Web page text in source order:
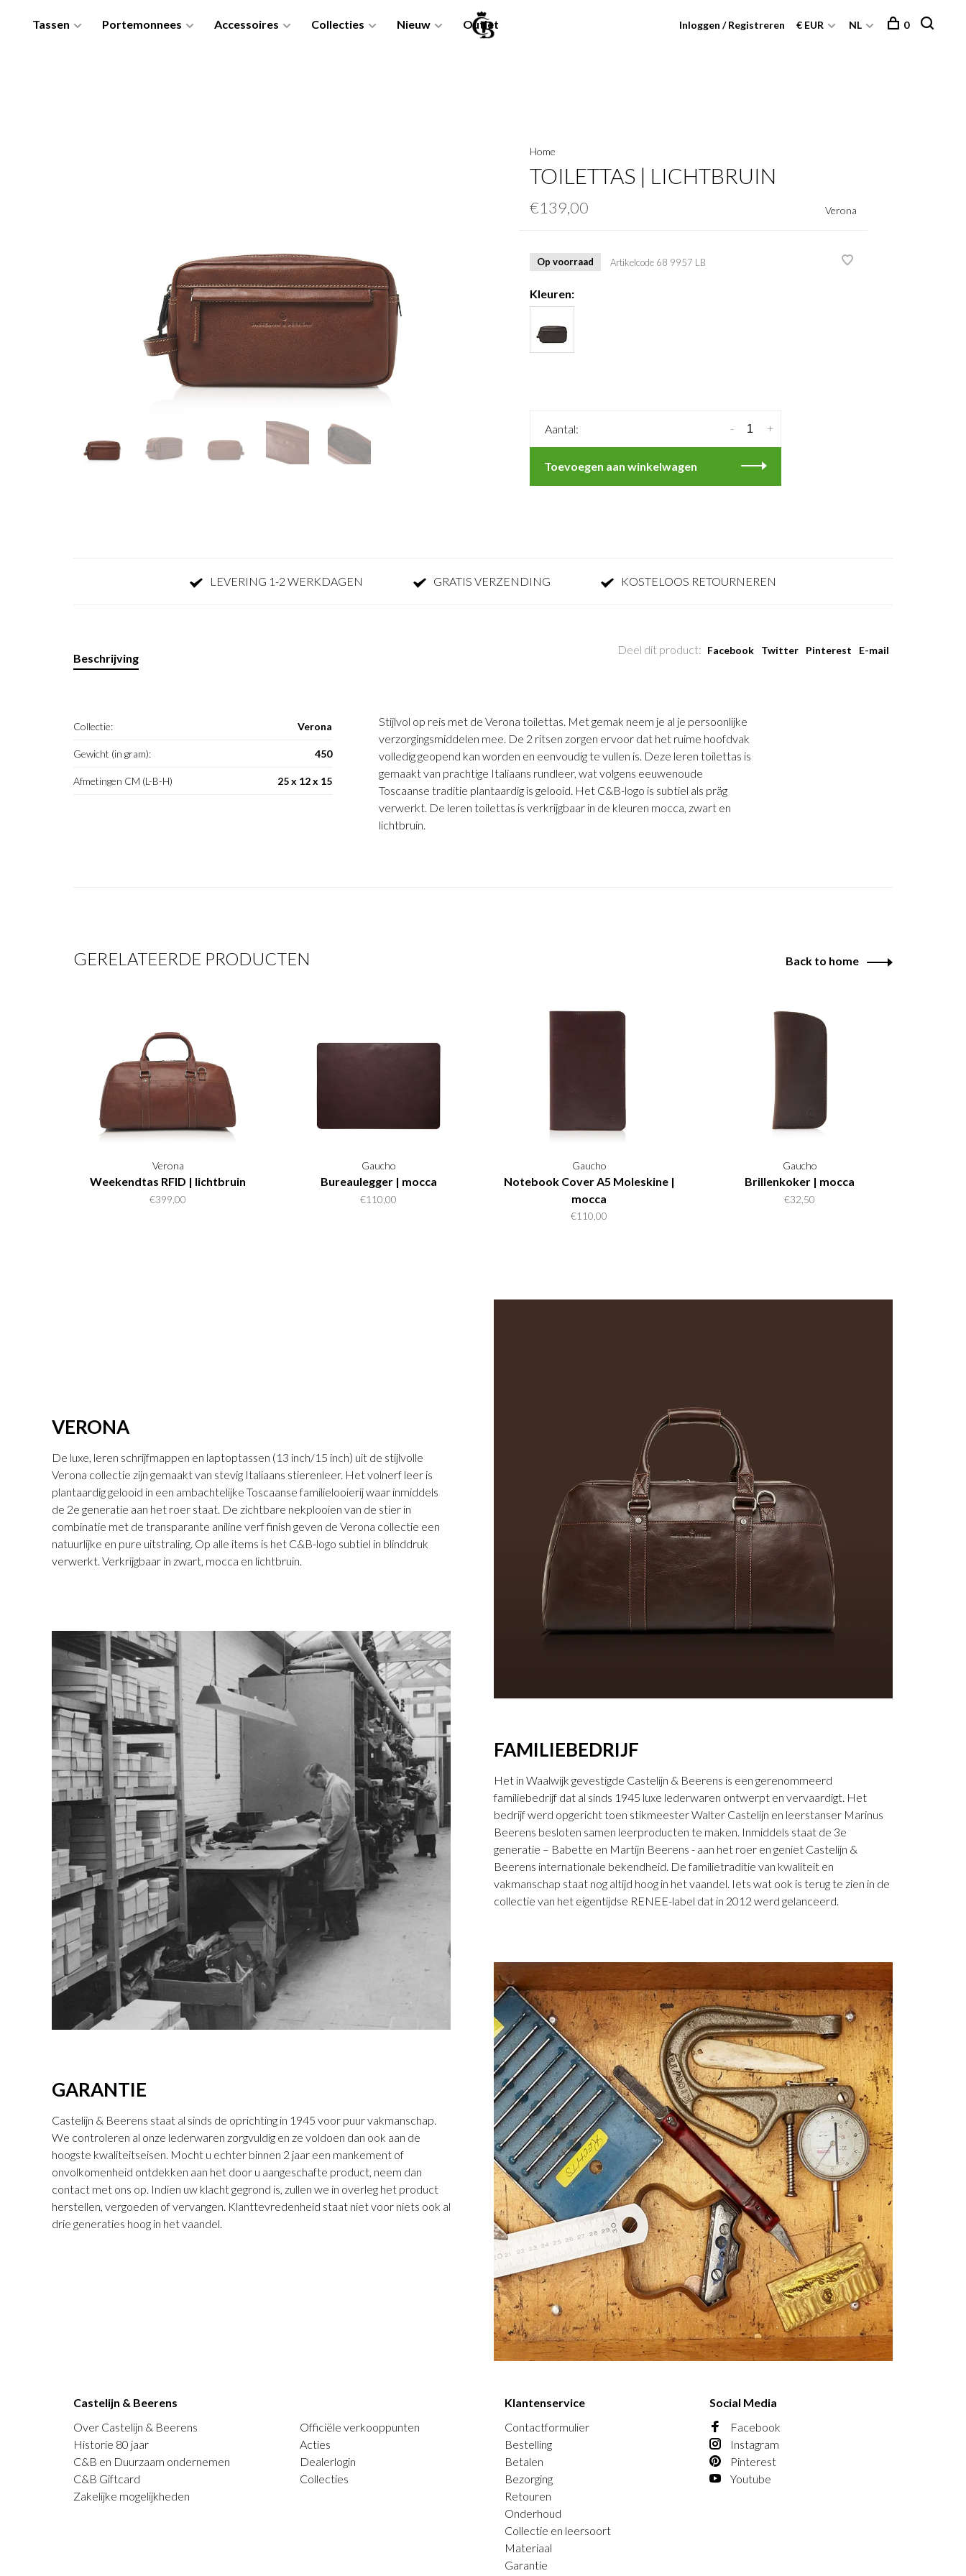
Tassen Portemonnees Accessoires Collecties Nieuw Outlet Inloggen / Registreren € EUR NL 0
Home
TOILETTAS | LICHTBRUIN
€139,00 Verona
Op voorraad Artikelcode 68 9957 LB
Kleuren:
Aantal: +
-
Toevoegen aan winkelwagen
LEVERING 1-2 WERKDAGEN GRATIS VERZENDING KOSTELOOS RETOURNEREN
Deel dit product: Facebook Twitter Pinterest E-mail
Beschrijving
Collectie: Verona
Gewicht (in gram): 450
Afmetingen CM (L-B-H) 25 x 12 x 15
Stijlvol op reis met de Verona toilettas. Met gemak neem je al je persoonlijke
verzorgingsmiddelen mee. De 2 ritsen zorgen ervoor dat het ruime hoofdvak
volledig geopend kan worden en eenvoudig te vullen is. Deze leren toilettas is
gemaakt van prachtige Italiaans rundleer, wat volgens eeuwenoude
Toscaanse traditie plantaardig is gelooid. Het C&B-logo is subtiel als präg
verwerkt. De leren toilettas is verkrijgbaar in de kleuren mocca, zwart en
lichtbruin.
GERELATEERDE PRODUCTEN Back to home
Verona
Weekendtas RFID | lichtbruin
€399,00
Gaucho
Bureaulegger | mocca
€110,00
Gaucho
Notebook Cover A5 Moleskine |
mocca
€110,00
Gaucho
Brillenkoker | mocca
€32,50
VERONA
De luxe, leren schrijfmappen en laptoptassen (13 inch/15 inch) uit de stijlvolle
Verona collectie zijn gemaakt van stevig Italiaans stierenleer. Het volnerf leer is
plantaardig gelooid in een ambachtelijke Toscaanse familielooierij waar inmiddels
de 2e generatie aan het roer staat. De zichtbare nekplooien van de stier in
combinatie met de transparante aniline verf finish geven de Verona collectie een
natuurlijke en pure uitstraling. Op alle items is het C&B-logo subtiel in blinddruk
verwerkt. Verkrijgbaar in zwart, mocca en lichtbruin.
FAMILIEBEDRIJF
Het in Waalwijk gevestigde Castelijn & Beerens is een gerenommeerd
familiebedrijf dat al sinds 1945 luxe lederwaren ontwerpt en vervaardigt. Het
bedrijf werd opgericht toen stikmeester Walter Castelijn en leerstanser Marinus
Beerens besloten samen leerproducten te maken. Inmiddels staat de 3e
generatie – Babette en Martijn Beerens - aan het roer en geniet Castelijn &
Beerens internationale bekendheid. De familietraditie van kwaliteit en
vakmanschap staat nog altijd hoog in het vaandel. Iets wat ook is terug te zien in de
collectie van het eigentijdse RENEE-label dat in 2012 werd gelanceerd.
GARANTIE
Castelijn & Beerens staat al sinds de oprichting in 1945 voor puur vakmanschap.
We controleren al onze lederwaren zorgvuldig en ze voldoen dan ook aan de
hoogste kwaliteitseisen. Mocht u echter binnen 2 jaar een mankement of
onvolkomenheid ontdekken aan het door u aangeschafte product, neem dan
contact met ons op. Indien uw klacht gegrond is, zullen we in overleg het product
herstellen, vergoeden of vervangen. Klanttevredenheid staat niet voor niets ook al
drie generaties hoog in het vaandel.
Castelijn & Beerens
Over Castelijn & Beerens
Historie 80 jaar
C&B en Duurzaam ondernemen
C&B Giftcard
Zakelijke mogelijkheden
Officiële verkooppunten
Acties
Dealerlogin
Collecties
Klantenservice
Contactformulier
Bestelling
Betalen
Bezorging
Retouren
Onderhoud
Collectie en leersoort
Materiaal
Garantie
Social Media
Facebook
Instagram
Pinterest
Youtube